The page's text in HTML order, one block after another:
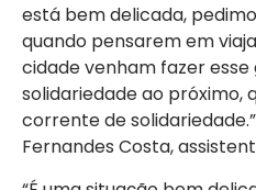
está bem delicada,
quando pensarem em
cidade venham fazer
solidariedade ao próximo,
corrente de
Fernandes Costa,